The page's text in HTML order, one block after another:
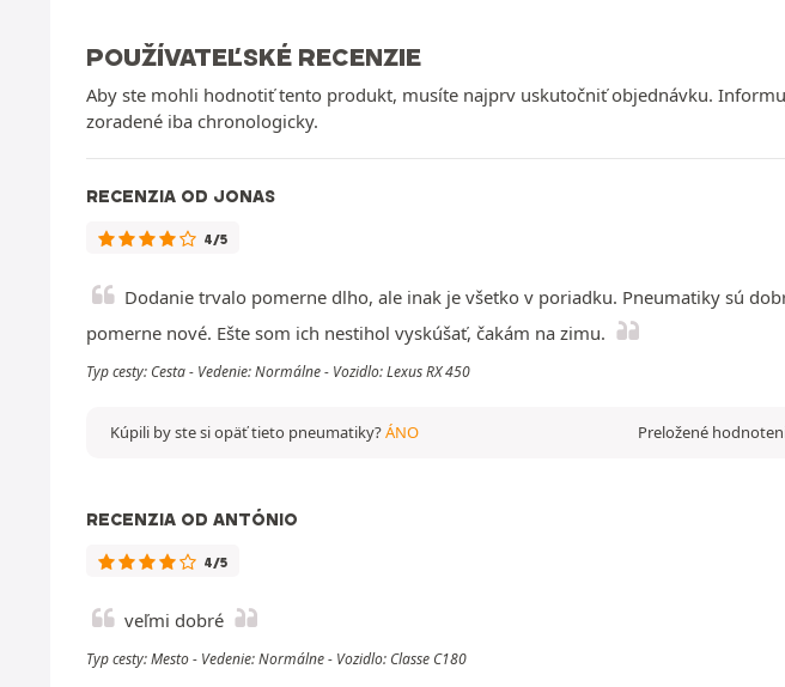
POUŽÍVATEĽSKÉ RECENZIE
Aby ste mohli hodnotiť tento produkt, musíte najprv uskutočniť objednávku.
zoradené iba chronologicky.
RECENZIA OD JONAS
4/5
Dodanie trvalo pomerne dlho, ale inak je všetko v poriadku. Pneumatiky sú
pomerne nové. Ešte som ich nestihol vyskúšať, čakám na zimu.
Typ cesty: Cesta - Vedenie: Normálne - Vozidlo: Lexus RX 450
Preložené
Kúpili by ste si opäť tieto pneumatiky?ÁNO
RECENZIA OD ANTÓNIO
4/5
veľmi dobré
Typ cesty: Mesto - Vedenie: Normálne - Vozidlo: Classe C180